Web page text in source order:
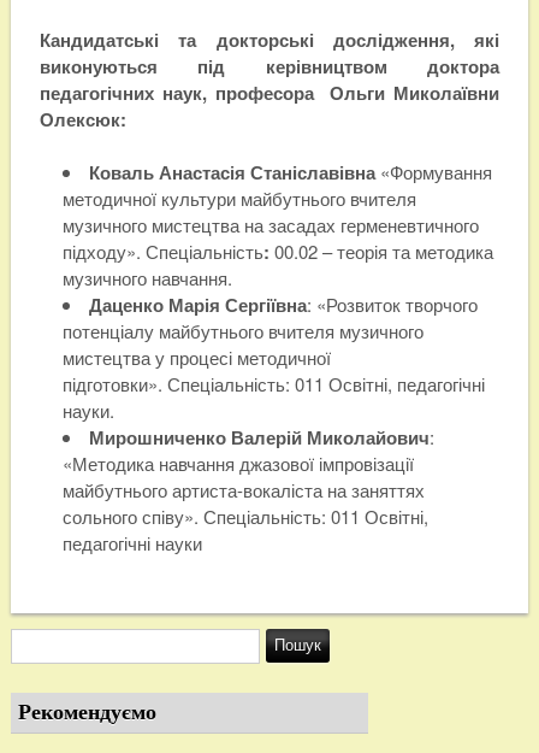
Кандидатські та докторські дослідження, які
виконуються під керівництвом доктора
педагогічних наук, професора Ольги Миколаївни
Олексюк:
Коваль Анастасія Станіславівна«Формування
методичної культури майбутнього вчителя
музичного мистецтва на засадах герменевтичного
підходу». Спеціальність: 00.02 – теорія та методика
музичного навчання.
Даценко Марія Сергіївна: «Розвиток творчого
потенціалу майбутнього вчителя музичного
мистецтва у процесі методичної
підготовки». Спеціальність: 011 Освітні, педагогічні
науки.
Мирошниченко Валерій Миколайович:
«Методика навчання джазової імпровізації
майбутнього артиста-вокаліста на заняттях
сольного співу». Спеціальність: 011 Освітні,
педагогічні науки
Рекомендуємо